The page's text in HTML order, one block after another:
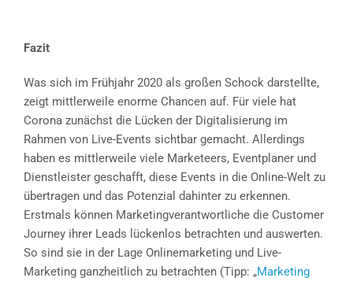
Fazit
Was sich im Frühjahr 2020 als großen Schock darstellte,
zeigt mittlerweile enorme Chancen auf. Für viele hat
Corona zunächst die Lücken der Digitalisierung im
Rahmen von Live-Events sichtbar gemacht. Allerdings
haben es mittlerweile viele Marketeers, Eventplaner und
Dienstleister geschafft, diese Events in die Online-Welt zu
übertragen und das Potenzial dahinter zu erkennen.
Erstmals können Marketingverantwortliche die Customer
Journey ihrer Leads lückenlos betrachten und auswerten.
So sind sie in der Lage Onlinemarketing und Live-
Marketing ganzheitlich zu betrachten (Tipp: „Marketing